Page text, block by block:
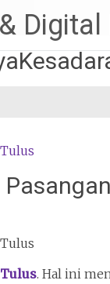
Digital
. Hal ini